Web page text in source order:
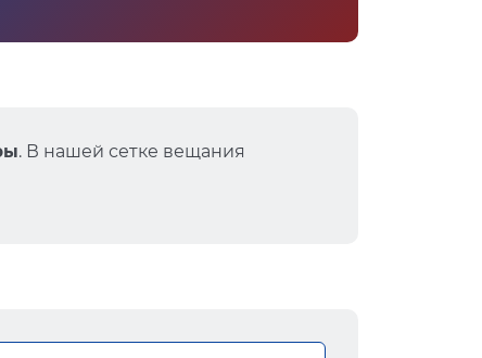
. В нашей сетке вещания